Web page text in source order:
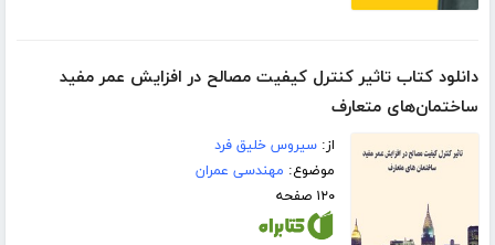
دانلود کتاب تاثیر کنترل کیفیت مصالح در افزایش عمر مفید
ساختمان‌های متعارف
از:سیروس خلیق فرد
موضوع: مهندسی عمران
۱۲۰ صفحه